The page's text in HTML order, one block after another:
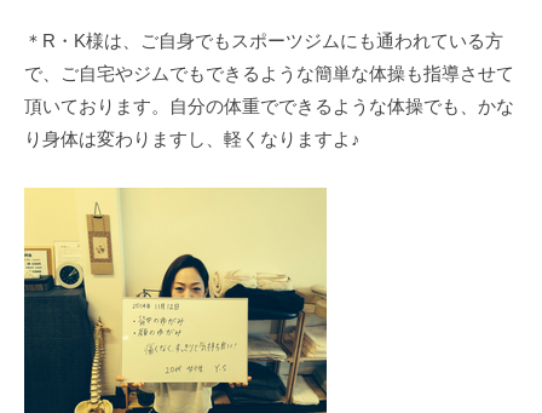
＊R・K様は、ご自身でもスポーツジムにも通われている方
で、ご自宅やジムでもできるような簡単な体操も指導させて
頂いております。自分の体重でできるような体操でも、かな
り身体は変わりますし、軽くなりますよ♪